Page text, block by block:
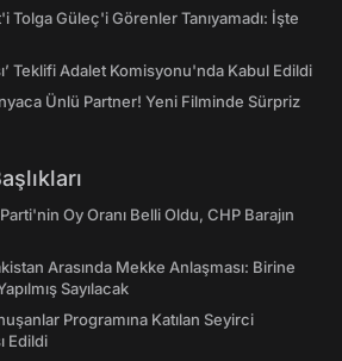
Tolga Güleç'i Görenler Tanıyamadı: İşte
Teklifi Adalet Komisyonu'nda Kabul Edildi
Ünlü Partner! Yeni Filminde Sürpriz
Oy Oranı Belli Oldu, CHP Barajın
Arasında Mekke Anlaşması: Birine
Sayılacak
Programına Katılan Seyirci
Edildi